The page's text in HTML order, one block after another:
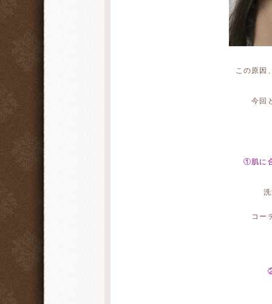
この原因
今回
①肌に
コー